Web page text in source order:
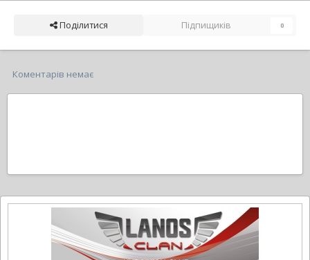
Поділитися Підпищиків 0
Коментарів немає